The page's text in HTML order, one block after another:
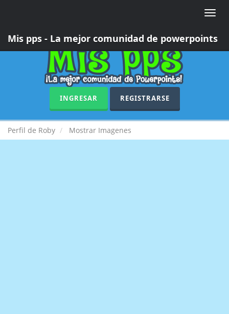
Toggle
Mis pps - La mejor comunidad de powerpoints
INGRESAR REGISTRARSE
Perfil de Roby Mostrar Imagenes